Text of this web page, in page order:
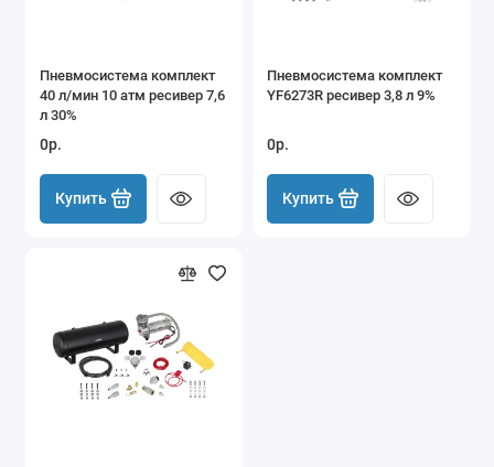
Пневмосистема комплект
40 л/мин 10 атм ресивер 7,6
л 30%
0р.
Купить
Пневмосистема комплект
YF6273R ресивер 3,8 л 9%
0р.
Купить